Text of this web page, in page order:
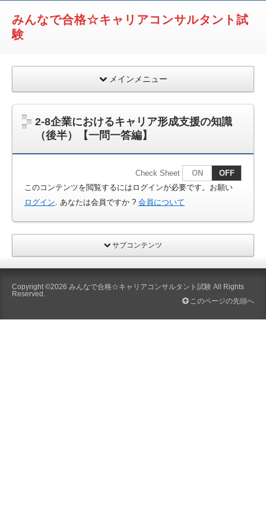
みんなで合格☆キャリアコンサルタント試
験
メインメニュー
2-8企業におけるキャリア形成支援の知識
（後半）【一問一答編】
Check Sheet ON
OFF
このコンテンツを閲覧するにはログインが必要です。お願い
ログイン. あなたは会員ですか ? 会員について
サブコンテンツ
Copyright ©2026 みんなで合格☆キャリアコンサルタント試験 All Rights
Reserved.
このページの先頭へ